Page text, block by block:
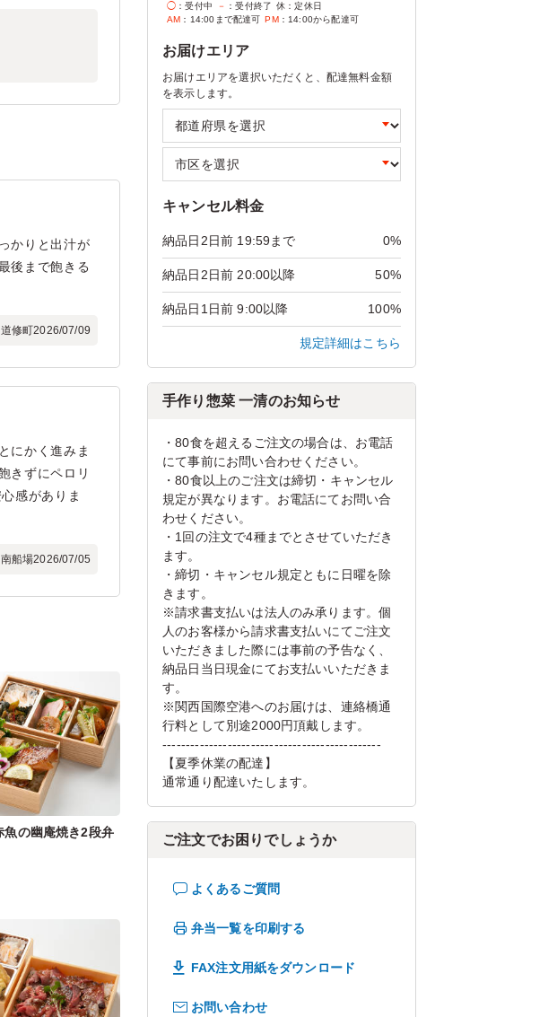
かりと出汁が
後まで飽きる
修町2026/07/09
にかく進みま
きずにペロリ
感がありま
船場2026/07/05
魚の幽庵焼き2段弁
◯ ：受付中 － ：受付終了 休 ：定休日
AM ：14:00まで配達可 PM：14:00から配達可
お届けエリア
お届けエリアを選択いただくと、配達無料金額
を表示します。
キャンセル料金
納品日2日前 19:59まで 0%
納品日2日前 20:00以降 50%
納品日1日前 9:00以降 100%
規定詳細はこちら
手作り惣菜 一清のお知らせ
・80食を超えるご注文の場合は、お電話
にて事前にお問い合わせください。
・80食以上のご注文は締切・キャンセル
規定が異なります。お電話にてお問い合
わせください。
・1回の注文で4種までとさせていただき
ます。
・締切・キャンセル規定ともに日曜を除
きます。
※請求書支払いは法人のみ承ります。個
人のお客様から請求書支払いにてご注文
いただきました際には事前の予告なく、
納品日当日現金にてお支払いいただきま
す。
※関西国際空港へのお届けは、連絡橋通
行料として別途2000円頂戴します。
-----------------------------------------------
【夏季休業の配達】
通常通り配達いたします。
ご注文でお困りでしょうか
よくあるご質問
弁当一覧を印刷する
FAX注文用紙をダウンロード
お問い合わせ